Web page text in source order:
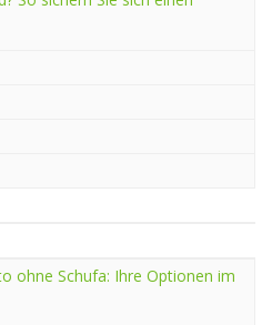
ohne Schufa: Ihre Optionen im